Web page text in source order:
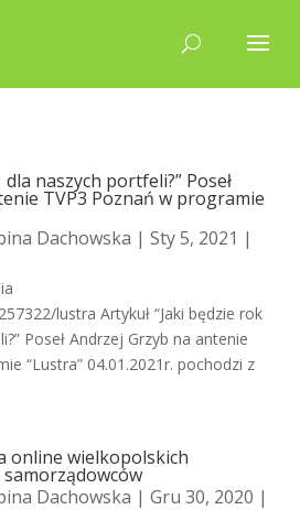
naszych portfeli?” Poseł
TVP3 Poznań w programie
Dachowska | Sty 5, 2021 |
lustra Artykuł “Jaki będzie rok
Poseł Andrzej Grzyb na antenie
“Lustra” 04.01.2021r. pochodzi z
online wielkopolskich
Dachowska | Gru 30, 2020 |